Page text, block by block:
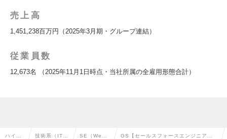
売上高
1,451,238百万円（2025年3月期・グループ連結）
従業員数
12,673名 （2025年11月1日時点・当社所属の全雇用形態合計）
ハイク 技術系（IT・ SE（We GS【セールスフォースエンジニア】